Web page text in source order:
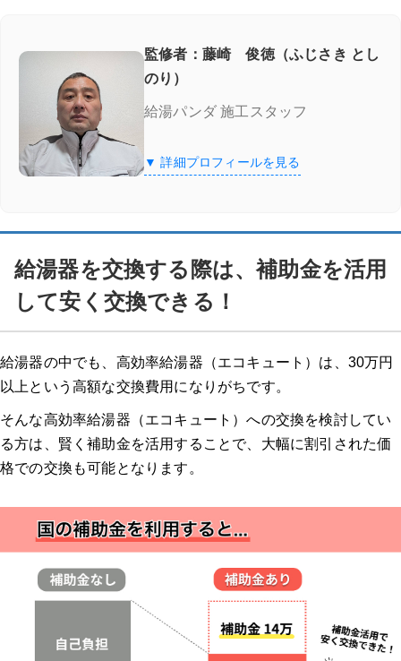
「給湯器駆けつけ隊 ミズテック」の4つの特徴
給湯器駆けつけ隊 ミズテックの口コミ
湯ドクター
湯ドクターの口コミ
交換できるくん
交換できるくんの口コミ
ガスペック
ガスペックの特徴
夜間電力の活用でさらにお得
給湯器の補助金関連のよくある質問
監修者：藤崎 俊徳（ふじさき とし
のり）
給湯パンダ 施工スタッフ
▼ 詳細プロフィールを見る
給湯器を交換する際は、補助金を活用
して安く交換できる！
給湯器の中でも、高効率給湯器（エコキュート）は、30万円
以上という高額な交換費用になりがちです。
そんな高効率給湯器（エコキュート）への交換を検討してい
る方は、賢く補助金を活用することで、大幅に割引された価
格での交換も可能となります。